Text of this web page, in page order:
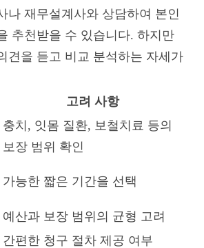
나 재무설계사와 상담하여 본인
추천받을 수 있습니다. 하지만
견을 듣고 비교 분석하는 자세가
고려 사항
충치, 잇몸 질환, 보철치료 등의
보장 범위 확인
가능한 짧은 기간을 선택
예산과 보장 범위의 균형 고려
간편한 청구 절차 제공 여부